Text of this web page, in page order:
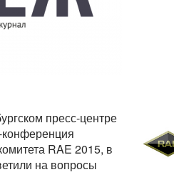
пресс-центре
RAE 2015, в
на вопросы